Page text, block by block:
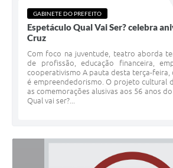
GABINETE DO PREFEITO
Espetáculo Qual Vai Ser? celebra
Cruz
Com foco na juventude, teatro aborda
de profissão, educação financeira,
cooperativismo A pauta desta terça-feira,
é empreendedorismo. O projeto cultural
as comemorações alusivas aos 56 anos
Qual vai ser?...